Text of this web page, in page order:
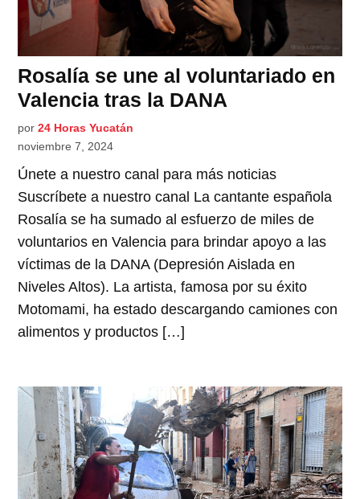
Rosalía se une al voluntariado en
Valencia tras la DANA
por 24 Horas Yucatán
noviembre 7, 2024
Únete a nuestro canal para más noticias
Suscríbete a nuestro canal La cantante española
Rosalía se ha sumado al esfuerzo de miles de
voluntarios en Valencia para brindar apoyo a las
víctimas de la DANA (Depresión Aislada en
Niveles Altos). La artista, famosa por su éxito
Motomami, ha estado descargando camiones con
alimentos y productos […]